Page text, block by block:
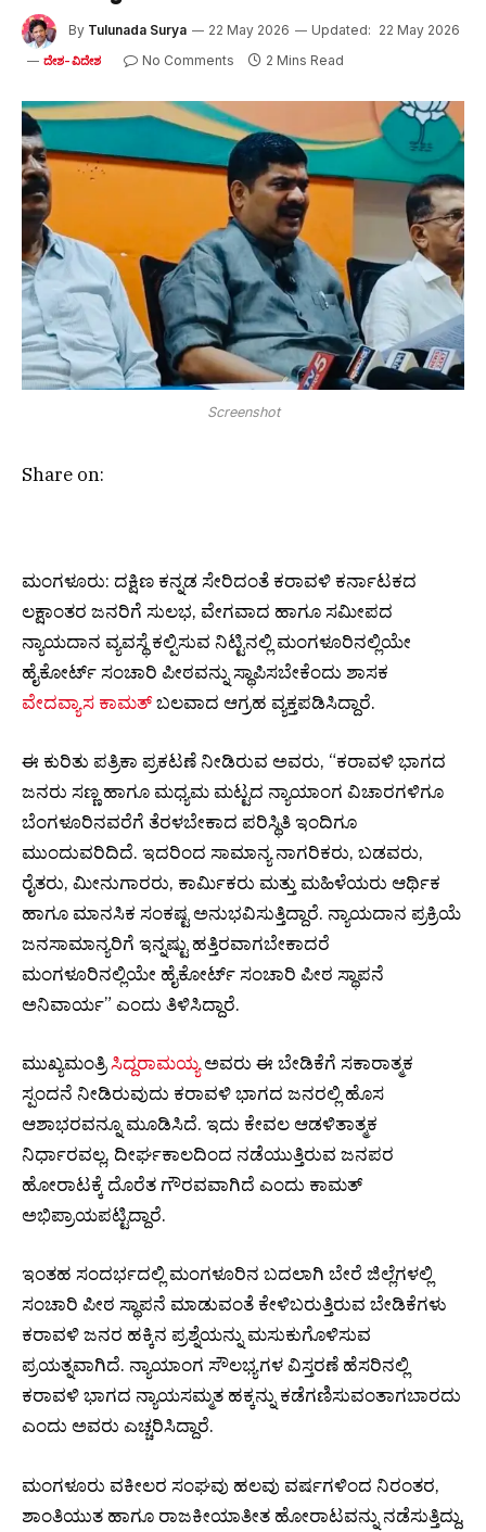
By Tulunada Surya 22 May 2026 Updated: 22 May 2026
ದೇಶ-ವಿದೇಶ No Comments 2 Mins Read
Screenshot
Share on:
ಮಂಗಳೂರು: ದಕ್ಷಿಣ ಕನ್ನಡ ಸೇರಿದಂತೆ ಕರಾವಳಿ ಕರ್ನಾಟಕದ
ಲಕ್ಷಾಂತರ ಜನರಿಗೆ ಸುಲಭ, ವೇಗವಾದ ಹಾಗೂ ಸಮೀಪದ
ನ್ಯಾಯದಾನ ವ್ಯವಸ್ಥೆ ಕಲ್ಪಿಸುವ ನಿಟ್ಟಿನಲ್ಲಿ ಮಂಗಳೂರಿನಲ್ಲಿಯೇ
ಹೈಕೋರ್ಟ್ ಸಂಚಾರಿ ಪೀಠವನ್ನು ಸ್ಥಾಪಿಸಬೇಕೆಂದು ಶಾಸಕ
ವೇದವ್ಯಾಸ ಕಾಮತ್ಬಲವಾದ ಆಗ್ರಹ ವ್ಯಕ್ತಪಡಿಸಿದ್ದಾರೆ.
ಈ ಕುರಿತು ಪತ್ರಿಕಾ ಪ್ರಕಟಣೆ ನೀಡಿರುವ ಅವರು, “ಕರಾವಳಿ ಭಾಗದ
ಜನರು ಸಣ್ಣ ಹಾಗೂ ಮಧ್ಯಮ ಮಟ್ಟದ ನ್ಯಾಯಾಂಗ ವಿಚಾರಗಳಿಗೂ
ಬೆಂಗಳೂರಿನವರೆಗೆ ತೆರಳಬೇಕಾದ ಪರಿಸ್ಥಿತಿ ಇಂದಿಗೂ
ಮುಂದುವರಿದಿದೆ. ಇದರಿಂದ ಸಾಮಾನ್ಯ ನಾಗರಿಕರು, ಬಡವರು,
ರೈತರು, ಮೀನುಗಾರರು, ಕಾರ್ಮಿಕರು ಮತ್ತು ಮಹಿಳೆಯರು ಆರ್ಥಿಕ
ಹಾಗೂ ಮಾನಸಿಕ ಸಂಕಷ್ಟ ಅನುಭವಿಸುತ್ತಿದ್ದಾರೆ. ನ್ಯಾಯದಾನ ಪ್ರಕ್ರಿಯೆ
ಜನಸಾಮಾನ್ಯರಿಗೆ ಇನ್ನಷ್ಟು ಹತ್ತಿರವಾಗಬೇಕಾದರೆ
ಮಂಗಳೂರಿನಲ್ಲಿಯೇ ಹೈಕೋರ್ಟ್ ಸಂಚಾರಿ ಪೀಠ ಸ್ಥಾಪನೆ
ಅನಿವಾರ್ಯ” ಎಂದು ತಿಳಿಸಿದ್ದಾರೆ.
ಮುಖ್ಯಮಂತ್ರಿಸಿದ್ದರಾಮಯ್ಯಅವರು ಈ ಬೇಡಿಕೆಗೆ ಸಕಾರಾತ್ಮಕ
ಸ್ಪಂದನೆ ನೀಡಿರುವುದು ಕರಾವಳಿ ಭಾಗದ ಜನರಲ್ಲಿ ಹೊಸ
ಆಶಾಭರವನ್ನೂ ಮೂಡಿಸಿದೆ. ಇದು ಕೇವಲ ಆಡಳಿತಾತ್ಮಕ
ನಿರ್ಧಾರವಲ್ಲ, ದೀರ್ಘಕಾಲದಿಂದ ನಡೆಯುತ್ತಿರುವ ಜನಪರ
ಹೋರಾಟಕ್ಕೆ ದೊರೆತ ಗೌರವವಾಗಿದೆ ಎಂದು ಕಾಮತ್
ಅಭಿಪ್ರಾಯಪಟ್ಟಿದ್ದಾರೆ.
ಇಂತಹ ಸಂದರ್ಭದಲ್ಲಿ ಮಂಗಳೂರಿನ ಬದಲಾಗಿ ಬೇರೆ ಜಿಲ್ಲೆಗಳಲ್ಲಿ
ಸಂಚಾರಿ ಪೀಠ ಸ್ಥಾಪನೆ ಮಾಡುವಂತೆ ಕೇಳಿಬರುತ್ತಿರುವ ಬೇಡಿಕೆಗಳು
ಕರಾವಳಿ ಜನರ ಹಕ್ಕಿನ ಪ್ರಶ್ನೆಯನ್ನು ಮಸುಕುಗೊಳಿಸುವ
ಪ್ರಯತ್ನವಾಗಿದೆ. ನ್ಯಾಯಾಂಗ ಸೌಲಭ್ಯಗಳ ವಿಸ್ತರಣೆ ಹೆಸರಿನಲ್ಲಿ
ಕರಾವಳಿ ಭಾಗದ ನ್ಯಾಯಸಮ್ಮತ ಹಕ್ಕನ್ನು ಕಡೆಗಣಿಸುವಂತಾಗಬಾರದು
ಎಂದು ಅವರು ಎಚ್ಚರಿಸಿದ್ದಾರೆ.
ಮಂಗಳೂರು ವಕೀಲರ ಸಂಘವು ಹಲವು ವರ್ಷಗಳಿಂದ ನಿರಂತರ,
ಶಾಂತಿಯುತ ಹಾಗೂ ರಾಜಕೀಯಾತೀತ ಹೋರಾಟವನ್ನು ನಡೆಸುತ್ತಿದ್ದು,